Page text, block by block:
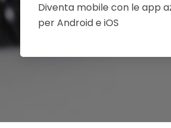
Diventa mobile con le app
per Android e iOS